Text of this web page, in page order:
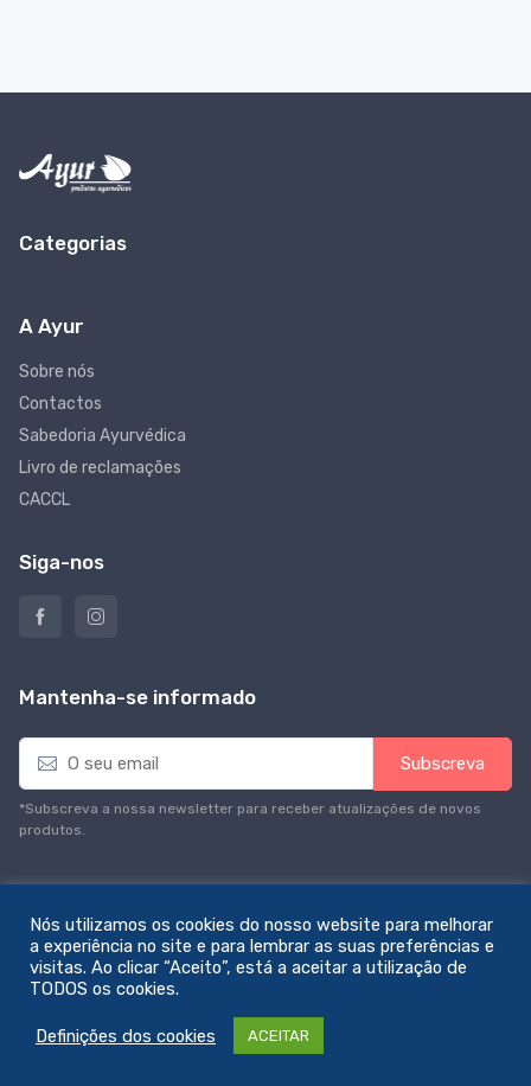
Categorias
A Ayur
Sobre nós
Contactos
Sabedoria Ayurvédica
Livro de reclamações
CACCL
Siga-nos
Mantenha-se informado
E
a
i
l
Subscreva
*Subscreva a nossa newsletter para receber atualizações de novos
produtos.
© All rights reserved. Feito com amor porzemstudio
Nós utilizamos os cookies do nosso website para melhorar
a experiência no site e para lembrar as suas preferências e
visitas. Ao clicar “Aceito”, está a aceitar a utilização de
TODOS os cookies.
Definições dos cookies ACEITAR